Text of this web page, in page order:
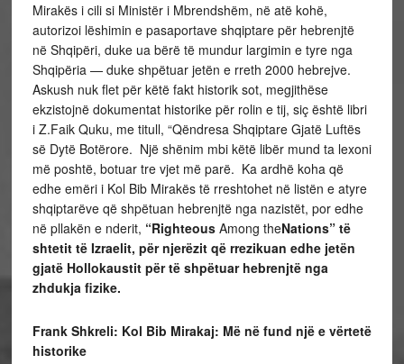
Mirakës i cili si Ministër i Mbrendshëm, në atë kohë,
autorizoi lëshimin e pasaportave shqiptare për hebrenjtë
në Shqipëri, duke ua bërë të mundur largimin e tyre nga
Shqipëria — duke shpëtuar jetën e rreth 2000 hebrejve.
Askush nuk flet për këtë fakt historik sot, megjithëse
ekzistojnë dokumentat historike për rolin e tij, siç është libri
i Z.Faik Quku, me titull, “Qëndresa Shqiptare Gjatë Luftës
së Dytë Botërore. Një shënim mbi këtë libër mund ta lexoni
më poshtë, botuar tre vjet më parë. Ka ardhë koha që
edhe emëri i Kol Bib Mirakës të rreshtohet në listën e atyre
shqiptarëve që shpëtuan hebrenjtë nga nazistët, por edhe
në pllakën e nderit, “Righteous Among theNations” të
shtetit të Izraelit, për njerëzit që rrezikuan edhe jetën
gjatë Hollokaustit për të shpëtuar hebrenjtë nga
zhdukja fizike.
Frank Shkreli: Kol Bib Mirakaj: Më në fund një e vërtetë
historike